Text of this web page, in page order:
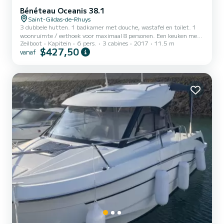
Bénéteau Oceanis 38.1
Saint-Gildas-de-Rhuys
3 dubbele hutten. 1 badkamer met douche, wastafel en toilet. 1
woonruimte / eethoek voor maximaal 8 personen. Een keuken met
gasfornuis, oven, koelkast, waterkoker, servies en bestek. Cockpit
(achterdek), open ruimte waar u kunt lunchen en tijd doorbrengen.
Gennaker op een furler, Solent op een afneembare stag.
Boegschroef en verwarming aan boord.
Zeilboot Kapitein 6 pers. 3 cabines 2017 11.5 m
vanaf $427,50